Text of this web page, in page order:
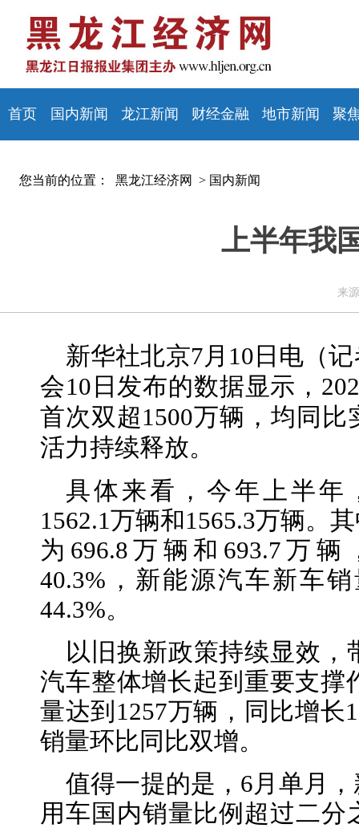
首页 国内新闻 龙江新闻 财经金融 地市新闻 聚
您当前的位置： 黑龙江经济网 > 国内新闻
上半年我
来
新华社北京7月10日电（
会10日发布的数据显示，
首次双超1500万辆，均同
活力持续释放。
具体来看，今年上半年
1562.1万辆和1565.3万辆。
为696.8万辆和693.7万
40.3%，新能源汽车新车
44.3%。
以旧换新政策持续显效
汽车整体增长起到重要支撑
量达到1257万辆，同比增长
销量环比同比双增。
值得一提的是，6月单月
用车国内销量比例超过二